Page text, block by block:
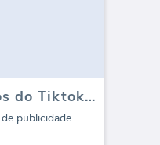
Painel de Anúncios do Tiktok - Visão Geral
publicidade